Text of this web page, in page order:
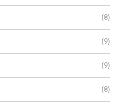
(8)
(9)
(9)
(8)